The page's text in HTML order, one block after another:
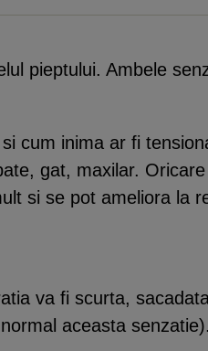
pieptului. Ambele
cum inima ar fi
gat, maxilar.
si se pot ameliora la
va fi scurta,
aceasta